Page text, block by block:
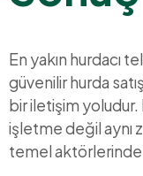
En yakın hurdacı
güvenilir hurda
bir iletişim yoludur.
işletme değil aynı
temel